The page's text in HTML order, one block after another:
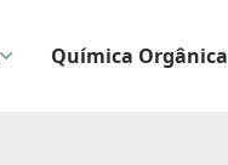
Química Orgânica